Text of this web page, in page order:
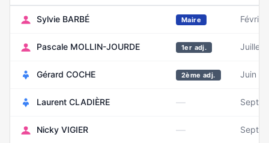
Sylvie BARBÉ Maire
Pascale MOLLIN-JOURDE 1er adj. Juillet
Gérard COCHE 2ème adj. Juin
Laurent CLADIÈRE —
Nicky VIGIER —